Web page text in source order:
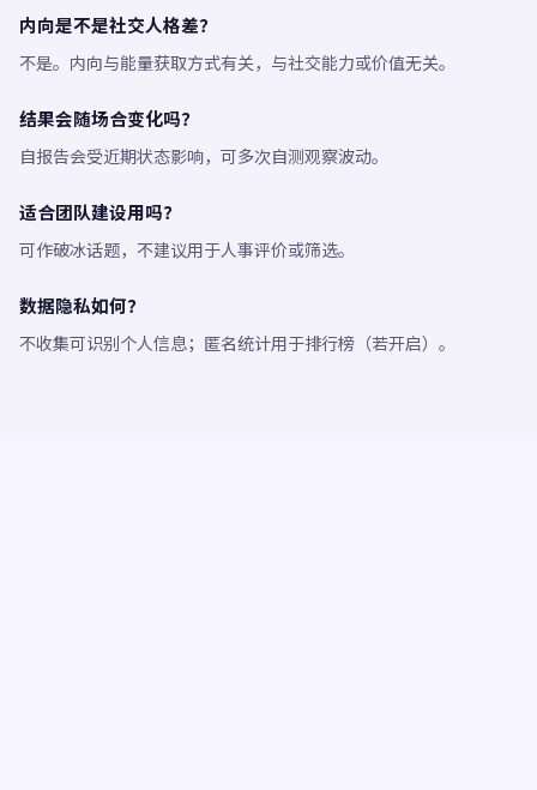
内向是不是社交人格差？
不是。内向与能量获取方式有关，与社交能力或价值无关。
结果会随场合变化吗？
自报告会受近期状态影响，可多次自测观察波动。
适合团队建设用吗？
可作破冰话题，不建议用于人事评价或筛选。
数据隐私如何？
不收集可识别个人信息；匿名统计用于排行榜（若开启）。